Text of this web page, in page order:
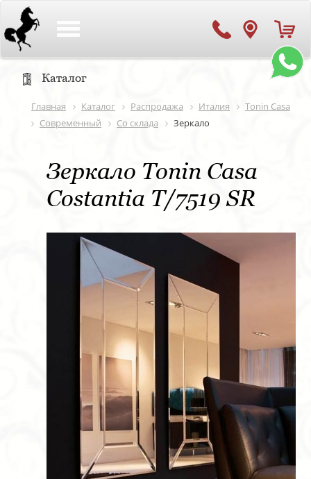
Каталог
Главная Каталог Распродажа Италия
Tonin Casa
Современный
Со склада Зеркало
Зеркало Tonin Casa
Costantia T/7519 SR